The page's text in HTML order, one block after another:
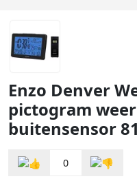
Enzo Denver
pictogram
buitensensor
0